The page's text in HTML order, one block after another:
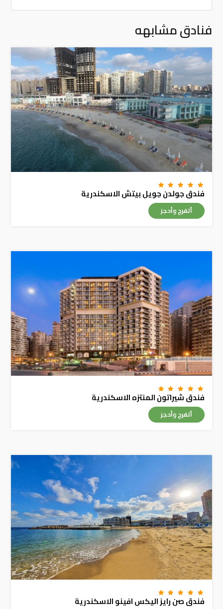
فنادق مشابهه
فندق جولدن جويل بيتش الاسكندرية
أتفرج وأحجز
فندق شيراتون المنتزه الاسكندرية
أتفرج وأحجز
فندق صن رايز اليكس افينو الاسكندرية